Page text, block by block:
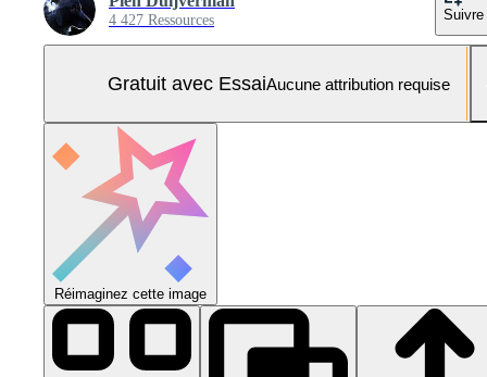
4 427 Ressources Suivre
Gratuit avec EssaiAucune attribution requise
Réimaginez cette image